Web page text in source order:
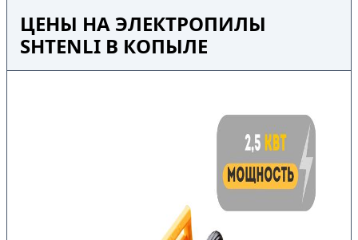
ЦЕНЫ НА ЭЛЕКТРОПИЛЫ
SHTENLI В КОПЫЛЕ